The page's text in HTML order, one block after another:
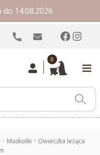
14.08.2026
0
Maskotki
Owieczka leżąca